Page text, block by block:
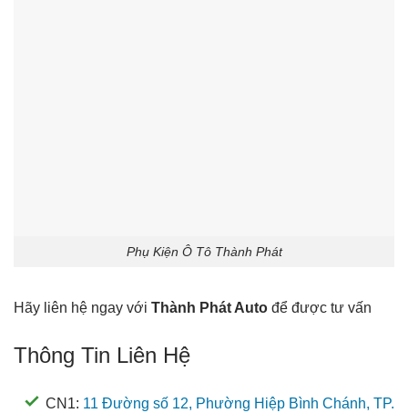
Phụ Kiện Ô Tô Thành Phát
Hãy liên hệ ngay với Thành Phát Auto để được tư vấn
Thông Tin Liên Hệ
CN1: 11 Đường số 12, Phường Hiệp Bình Chánh, TP.